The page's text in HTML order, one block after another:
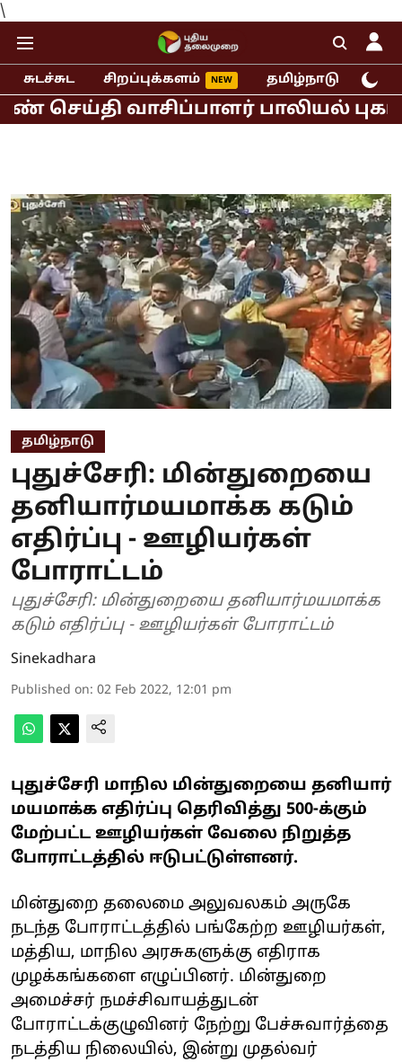
\
சுடச்சுட சிறப்புக்களம் தமிழ்நாடு
வாசிப்பாளர் பாலியல் புகார்!
தமிழ்நாடு
புதுச்சேரி: மின்துறையை
தனியார்மயமாக்க கடும்
எதிர்ப்பு - ஊழியர்கள்
போராட்டம்
புதுச்சேரி: மின்துறையை தனியார்மயமாக்க
கடும் எதிர்ப்பு - ஊழியர்கள் போராட்டம்
Sinekadhara
Published on: 02 Feb 2022, 12:01 pm
புதுச்சேரி மாநில மின்துறையை தனியார்
மயமாக்க எதிர்ப்பு தெரிவித்து 500-க்கும்
மேற்பட்ட ஊழியர்கள் வேலை நிறுத்த
போராட்டத்தில் ஈடுபட்டுள்ளனர்.
மின்துறை தலைமை அலுவலகம் அருகே
நடந்த போராட்டத்தில் பங்கேற்ற ஊழியர்கள்,
மத்திய, மாநில அரசுகளுக்கு எதிராக
முழக்கங்களை எழுப்பினர். மின்துறை
அமைச்சர் நமச்சிவாயத்துடன்
போராட்டக்குழுவினர் நேற்று பேச்சுவார்த்தை
நடத்திய நிலையில், இன்று முதல்வர்